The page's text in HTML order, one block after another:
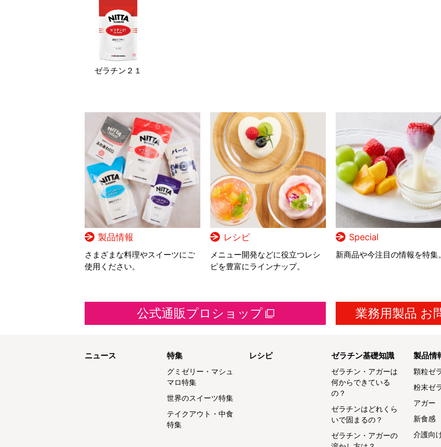
ゼラチン２１
製品情報
さまざまな料理やスイーツにご
使用ください。
レシピ
メニュー開発などに役立つレシ
ピを豊富にラインナップ。
Special
新商品や今注目の情報を特集
公式通販プロショップ 業務用製品 お
ニュース 特集
グミゼリー・マシュ
マロ特集
世界のスイーツ特集
テイクアウト・中食
特集
レシピ ゼラチン基礎知識
ゼラチン・アガーは
何からできている
の？
ゼラチンはどれくら
いで固まるの？
ゼラチン・アガーの
製品情
顆粒ゼ
粉末ゼ
アガー
新食感
介護向